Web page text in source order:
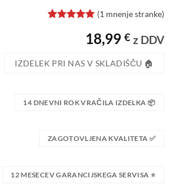
od 5 na
stranke
(1 mnenje stranke)
18,99 € z DDV
IZDELEK PRI NAS V SKLADIŠČU 🏠
14 DNEVNI ROK VRAČILA IZDELKA 📦
ZAGOTOVLJENA KVALITETA ✅
12 MESECEV GARANCIJSKEGA SERVISA ⭐